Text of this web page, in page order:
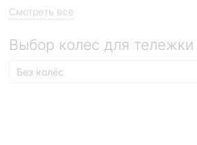
Смотреть все
Выбор колес для тележки